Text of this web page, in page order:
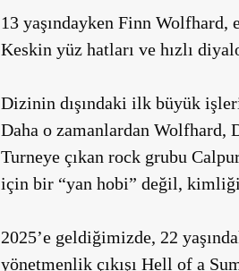
13 yaşındayken Finn
Keskin yüz hatları ve hızlı
Dizinin dışındaki ilk büyük
Daha o zamanlardan Wolfhard,
Turneye çıkan rock grubu
için bir “yan hobi” değil,
2025’e geldiğimizde, 22
yönetmenlik çıkışı Hell of a